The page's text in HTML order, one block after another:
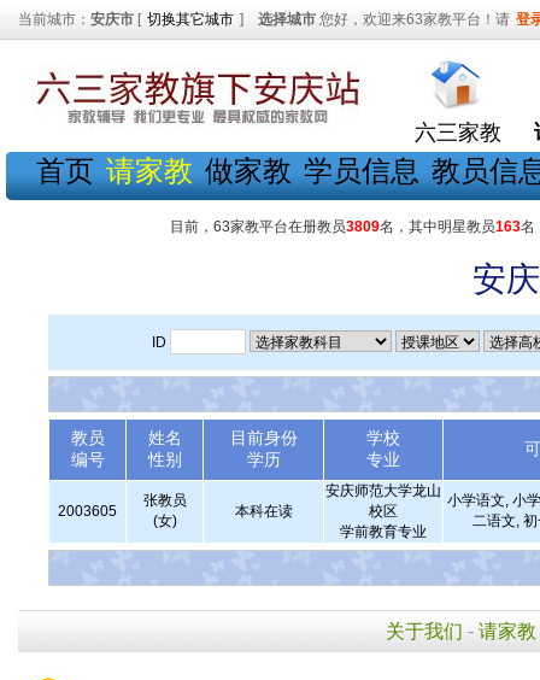
当前城市： 安庆市 [ 切换其它城市 ] 选择城市 您好，欢迎来63家教平台！请 登
六三家教
首页 请家教 做家教 学员信息 教员信
目前，63家教平台在册教员3809名，其中明星教员163名
安
ID
教员
编号
姓名
性别
目前身份
学历
学校
专业
2003605
张教员
(女)
本科在读
安庆师范大学龙山
校区
学前教育专业
小学语文, 小
二语文,
关于我们 - 请家教